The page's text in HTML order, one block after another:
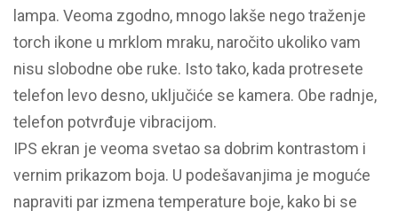
lampa. Veoma zgodno, mnogo lakše nego traženje
torch ikone u mrklom mraku, naročito ukoliko vam
nisu slobodne obe ruke. Isto tako, kada protresete
telefon levo desno, uključiće se kamera. Obe radnje,
telefon potvrđuje vibracijom.
IPS ekran je veoma svetao sa dobrim kontrastom i
vernim prikazom boja. U podešavanjima je moguće
napraviti par izmena temperature boje, kako bi se